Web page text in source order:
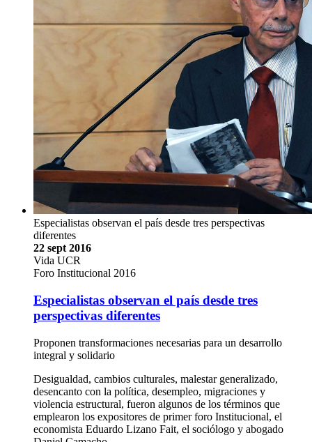
Especialistas observan el país desde tres perspectivas
diferentes
22 sept 2016
Vida UCR
Foro Institucional 2016
Especialistas observan el país desde tres
perspectivas diferentes
Proponen transformaciones necesarias para un desarrollo
integral y solidario
Desigualdad, cambios culturales, malestar generalizado,
desencanto con la política, desempleo, migraciones y
violencia estructural, fueron algunos de los términos que
emplearon los expositores de primer foro Institucional, el
economista Eduardo Lizano Fait, el sociólogo y abogado